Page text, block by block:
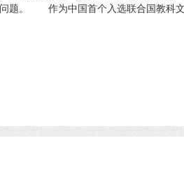
题。 作为中国首个入选联合国教科